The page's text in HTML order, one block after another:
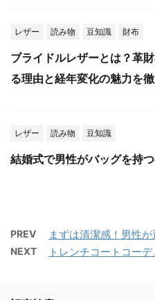
レザー 読み物 豆知識 財布
ブライドルレザーとは？革
る理由と経年変化の魅力を
レザー 読み物 豆知識
結婚式で男性がバッグを持
PREV まずは清潔感！男性
NEXT トレンチコートコー